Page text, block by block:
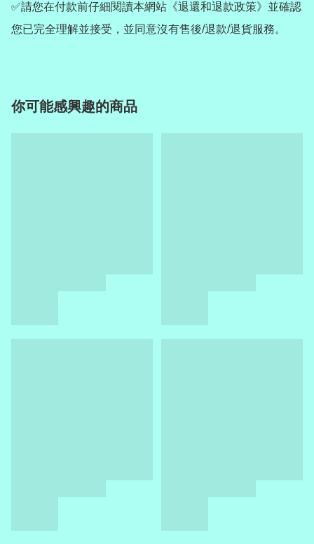
✅請您在付款前仔細閱讀本網站《退還和退款政策》並確認
您已完全理解並接受，並同意沒有售後/退款/退貨服務。
你可能感興趣的商品